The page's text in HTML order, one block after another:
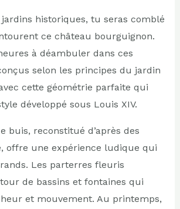
historiques, tu seras comblé
ce château bourguignon.
à déambuler dans ces
selon les principes du jardin
cette géométrie parfaite qui
développé sous Louis XIV.
buis, reconstitué d’après des
offre une expérience ludique qui
Les parterres fleuris
de bassins et fontaines qui
et mouvement. Au printemps,